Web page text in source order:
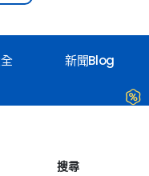
新聞Blog
搜尋